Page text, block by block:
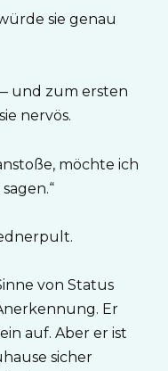
sie genau
und zum ersten
nervös.
möchte ich
von Status
Er
auf. Aber er ist
sicher